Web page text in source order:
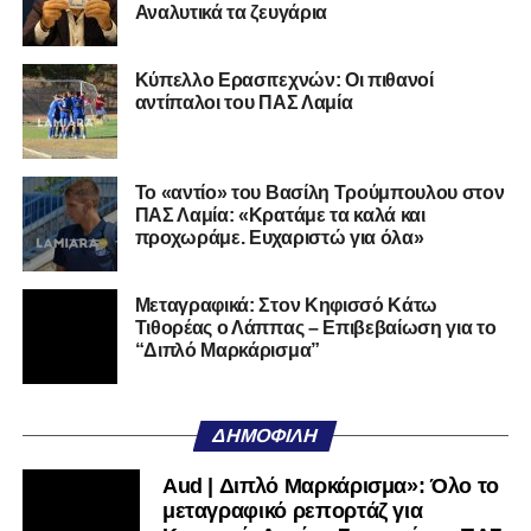
Ο 24χρονος τερματοφύλακας (γεννημένος στις
27/06/2002) προέρχεται επίσης από μία γεμάτη χρονιά
στη Γ’ Εθνική με τον ΠΑΣ Λαμία. Στο παρελθόν
αγωνίστηκε στον Λεβαδειακό, ενώ πέρασε και από ομάδες
της Serie D στην Ιταλία, όπως οι Nocerina, S. Maria
Cilento και Castrovillari, έχοντας ξεκινήσει την
ποδοσφαιρική του διαδρομή από τον Απόλλωνα Σμύρνης.
Τον καλωσορίζουμε στην οικογένεια του Σαρωνικού και
του ευχόμαστε υγεία και επιτυχίες.»
Ακολουθήστε τοlamiara.grστοGoogle Newsγια να
μαθαίνετε πρώτοι τα κυανόλευκα νέα στην Ελλάδα και τον
Twitterκαι στοInstagram
μαθαίνετε σε χρόνο dt όλα τα νέα.
Αναλυτικά τα ζευγάρια
Κύπελλο Ερασιτεχνών: Οι πιθανοί
αντίπαλοι του ΠΑΣ Λαμία
Το «αντίο» του Βασίλη Τρούμπουλου στον
ΠΑΣ Λαμία: «Κρατάμε τα καλά και
προχωράμε. Ευχαριστώ για όλα»
Μεταγραφικά: Στον Κηφισσό Κάτω
Τιθορέας ο Λάππας – Επιβεβαίωση για το
“Διπλό Μαρκάρισμα”
ΔΗΜΟΦΙΛΉ
Aud | Διπλό Μαρκάρισμα»: Όλο το
μεταγραφικό ρεπορτάζ για